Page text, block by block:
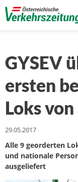
GYSEV
ersten
Loks
29.05.2017
Alle 9 georderten
und nationale
ausgeliefert